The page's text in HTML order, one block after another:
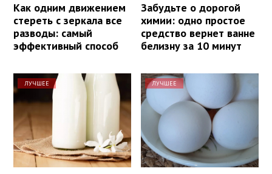
Как одним движением
стереть с зеркала все
разводы: самый
эффективный способ
Забудьте о дорогой
химии: одно простое
средство вернет ванне
белизну за 10 минут
ЛУЧШЕЕ ЛУЧШЕЕ